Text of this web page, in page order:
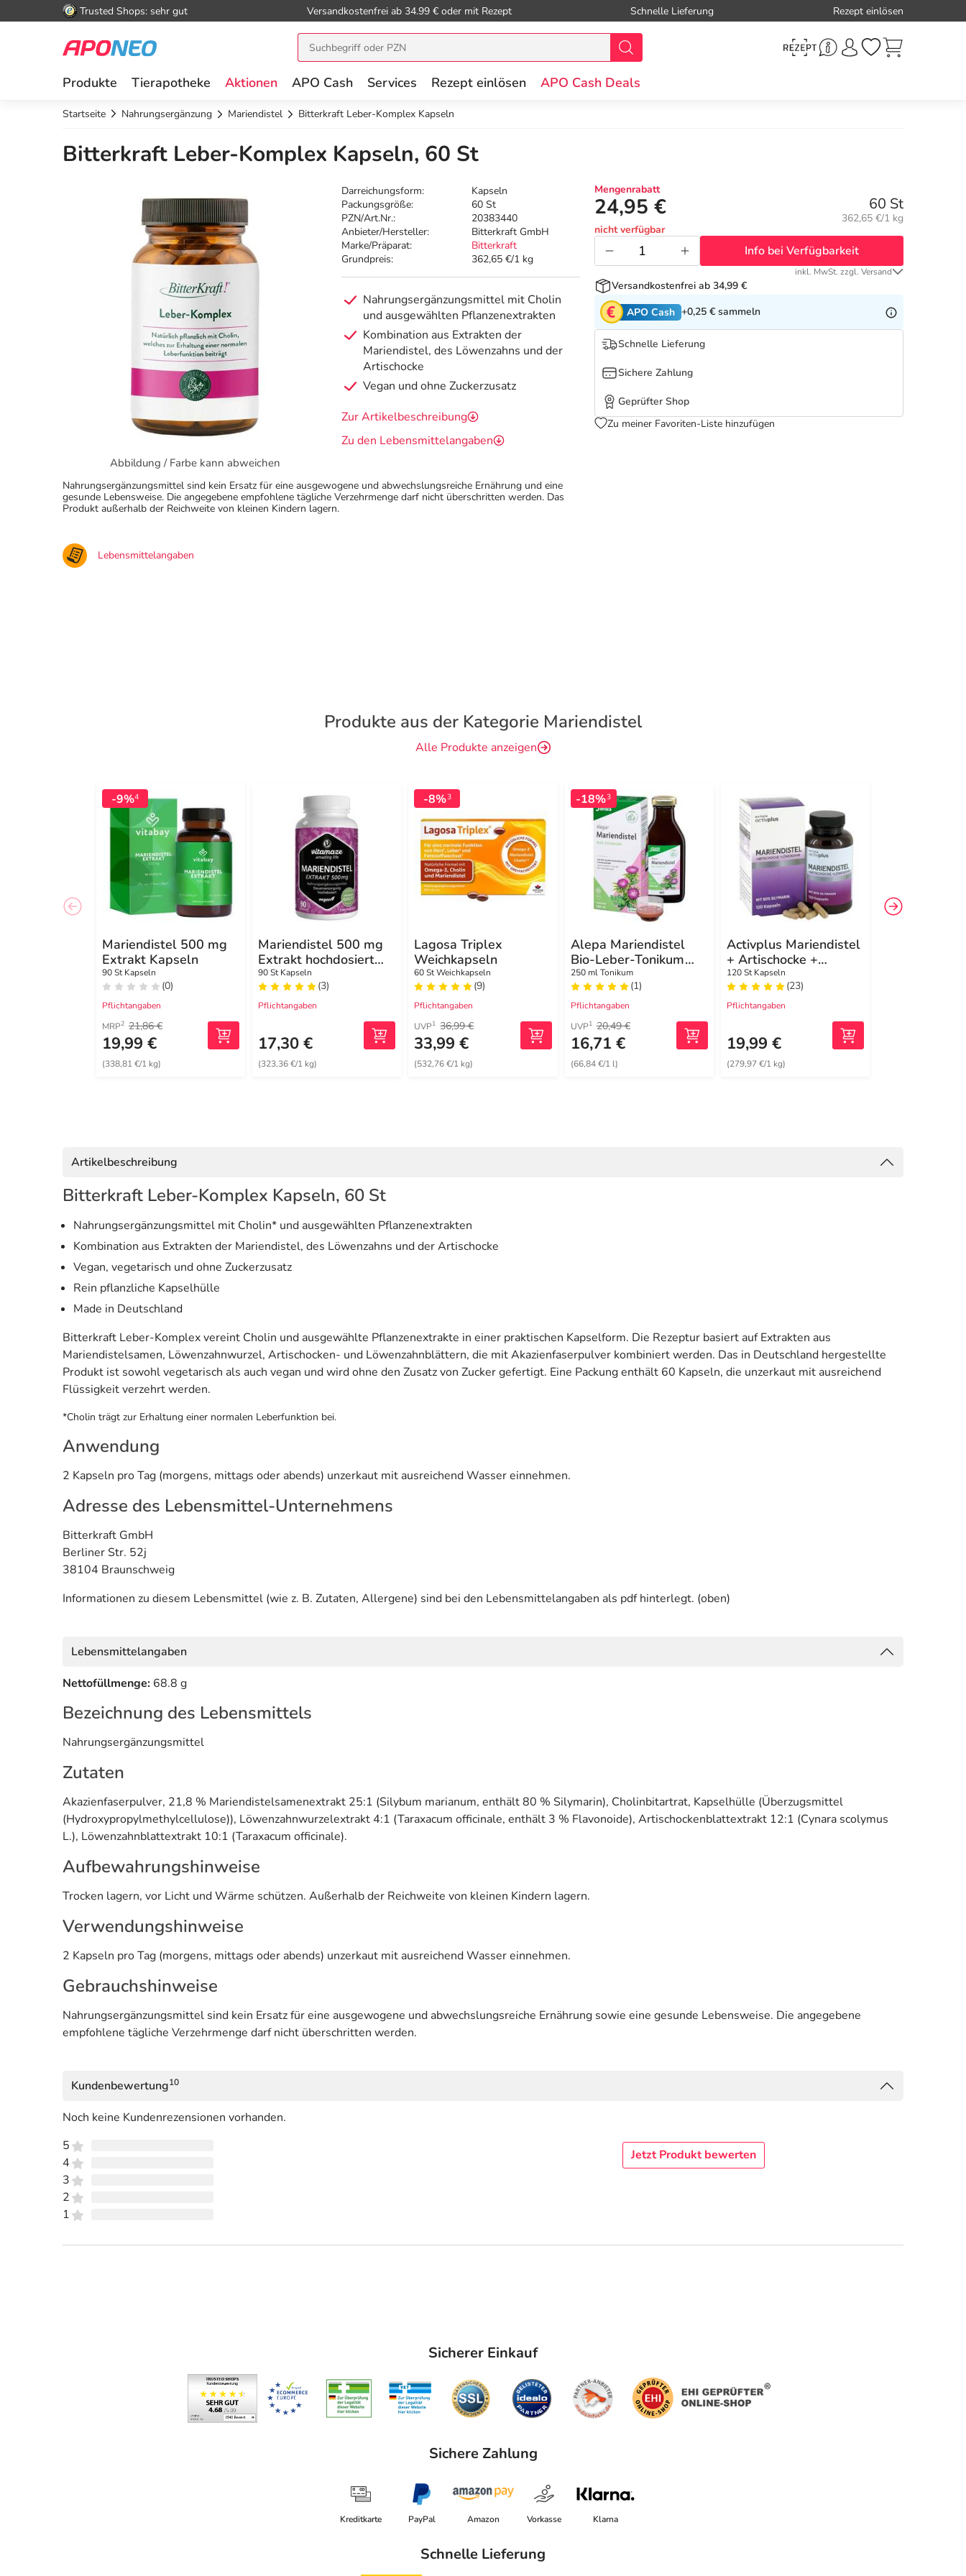
Trusted Shops: sehr gut Versandkostenfrei ab 34.99 € oder mit Rezept Schnelle Lieferung Rezept einlösen
Produkte Tierapotheke Aktionen APO Cash Services Rezept einlösen APO Cash Deals
Startseite Nahrungsergänzung Mariendistel Bitterkraft Leber-Komplex Kapseln
Bitterkraft Leber-Komplex Kapseln, 60 St
Abbildung / Farbe kann abweichen
Darreichungsform:
Kapseln
Packungsgröße:
60 St
PZN/Art.Nr.:
20383440
Anbieter/Hersteller:
Bitterkraft GmbH
Marke/Präparat:
Bitterkraft
Grundpreis:
362,65 €/1 kg
Nahrungsergänzungsmittel mit Cholin
und ausgewählten Pflanzenextrakten
Kombination aus Extrakten der
Mariendistel, des Löwenzahns und der
Artischocke
Vegan und ohne Zuckerzusatz
Zur Artikelbeschreibung
Zu den Lebensmittelangaben
Mengenrabatt
24,95 € 60 St
Grundpreis:
362,65 €/1 kg
nicht verfügbar
Info bei Verfügbarkeit
inkl. MwSt. zzgl. Versand
Versandkostenfrei ab 34,99 €
APO Cash +0,25 € sammeln
Schnelle Lieferung
Sichere Zahlung
Geprüfter Shop
Zu meiner Favoriten-Liste hinzufügen
Nahrungsergänzungsmittel sind kein Ersatz für eine ausgewogene und abwechslungsreiche Ernährung und eine
gesunde Lebensweise. Die angegebene empfohlene tägliche Verzehrmenge darf nicht überschritten werden. Das
Produkt außerhalb der Reichweite von kleinen Kindern lagern.
Lebensmittelangaben
Produkte aus der Kategorie Mariendistel
Alle Produkte anzeigen
-9%4
Mariendistel 500 mg
Extrakt Kapseln
90 St Kapseln
(0)
Pflichtangaben
MRP2 21,86 €
19,99 €
(338,81 €/1 kg)
Mariendistel 500 mg
Extrakt hochdosiert
vegan Kapseln
90 St Kapseln
(3)
Pflichtangaben
17,30 €
(323,36 €/1 kg)
-8%3
Lagosa Triplex
Weichkapseln
60 St Weichkapseln
(9)
Pflichtangaben
UVP1 36,99 €
33,99 €
(532,76 €/1 kg)
-18%3
Alepa Mariendistel
Bio-Leber-Tonikum
Salus
250 ml Tonikum
(1)
Pflichtangaben
UVP1 20,49 €
16,71 €
(66,84 €/1 l)
Activplus Mariendistel
+ Artischocke +
Löwenzahn Kapseln
120 St Kapseln
(23)
Pflichtangaben
19,99 €
(279,97 €/1 kg)
Artikelbeschreibung
Bitterkraft Leber-Komplex Kapseln, 60 St
Nahrungsergänzungsmittel mit Cholin* und ausgewählten Pflanzenextrakten
Kombination aus Extrakten der Mariendistel, des Löwenzahns und der Artischocke
Vegan, vegetarisch und ohne Zuckerzusatz
Rein pflanzliche Kapselhülle
Made in Deutschland
Bitterkraft Leber-Komplex vereint Cholin und ausgewählte Pflanzenextrakte in einer praktischen Kapselform. Die Rezeptur basiert auf Extrakten aus
Mariendistelsamen, Löwenzahnwurzel, Artischocken- und Löwenzahnblättern, die mit Akazienfaserpulver kombiniert werden. Das in Deutschland hergestellte
Produkt ist sowohl vegetarisch als auch vegan und wird ohne den Zusatz von Zucker gefertigt. Eine Packung enthält 60 Kapseln, die unzerkaut mit ausreichend
Flüssigkeit verzehrt werden.
*Cholin trägt zur Erhaltung einer normalen Leberfunktion bei.
Anwendung
2 Kapseln pro Tag (morgens, mittags oder abends) unzerkaut mit ausreichend Wasser einnehmen.
Adresse des Lebensmittel-Unternehmens
Bitterkraft GmbH
Berliner Str. 52j
38104 Braunschweig
Informationen zu diesem Lebensmittel (wie z. B. Zutaten, Allergene) sind bei den Lebensmittelangaben als pdf hinterlegt. (oben)
Lebensmittelangaben
Nettofüllmenge: 68.8 g
Bezeichnung des Lebensmittels
Nahrungsergänzungsmittel
Zutaten
Akazienfaserpulver, 21,8 % Mariendistelsamenextrakt 25:1 (Silybum marianum, enthält 80 % Silymarin), Cholinbitartrat, Kapselhülle (Überzugsmittel
(Hydroxypropylmethylcellulose)), Löwenzahnwurzelextrakt 4:1 (Taraxacum officinale, enthält 3 % Flavonoide), Artischockenblattextrakt 12:1 (Cynara scolymus
L.), Löwenzahnblattextrakt 10:1 (Taraxacum officinale).
Aufbewahrungshinweise
Trocken lagern, vor Licht und Wärme schützen. Außerhalb der Reichweite von kleinen Kindern lagern.
Verwendungshinweise
2 Kapseln pro Tag (morgens, mittags oder abends) unzerkaut mit ausreichend Wasser einnehmen.
Gebrauchshinweise
Nahrungsergänzungsmittel sind kein Ersatz für eine ausgewogene und abwechslungsreiche Ernährung sowie eine gesunde Lebensweise. Die angegebene
empfohlene tägliche Verzehrmenge darf nicht überschritten werden.
Kundenbewertung10
Noch keine Kundenrezensionen vorhanden.
5
4
3
2
1
Jetzt Produkt bewerten
Sicherer Einkauf
Sichere Zahlung
Kreditkarte PayPal Amazon Vorkasse Klarna
Schnelle Lieferung